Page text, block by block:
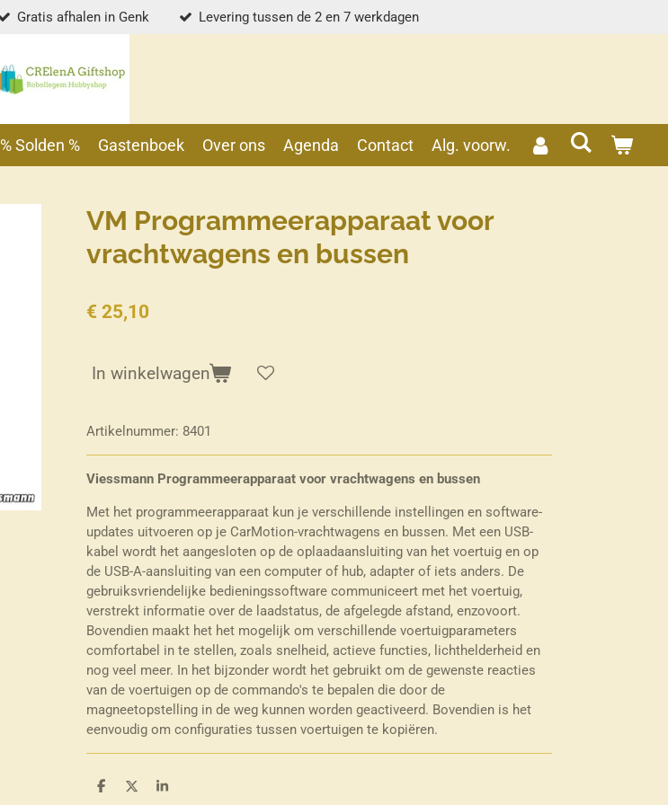
Gratis afhalen in Genk Levering tussen de 2 en 7 werkdagen
% Solden % Gastenboek Over ons Agenda Contact Alg. voorw.
VM Programmeerapparaat voor
vrachtwagens en bussen
€ 25,10
In winkelwagen
Artikelnummer: 8401
Viessmann Programmeerapparaat voor vrachtwagens en bussen
Met het programmeerapparaat kun je verschillende instellingen en software-
updates uitvoeren op je CarMotion-vrachtwagens en bussen. Met een USB-
kabel wordt het aangesloten op de oplaadaansluiting van het voertuig en op
de USB-A-aansluiting van een computer of hub, adapter of iets anders. De
gebruiksvriendelijke bedieningssoftware communiceert met het voertuig,
verstrekt informatie over de laadstatus, de afgelegde afstand, enzovoort.
Bovendien maakt het het mogelijk om verschillende voertuigparameters
comfortabel in te stellen, zoals snelheid, actieve functies, lichthelderheid en
nog veel meer. In het bijzonder wordt het gebruikt om de gewenste reacties
van de voertuigen op de commando's te bepalen die door de
magneetopstelling in de weg kunnen worden geactiveerd. Bovendien is het
eenvoudig om configuraties tussen voertuigen te kopiëren.
D
D
S